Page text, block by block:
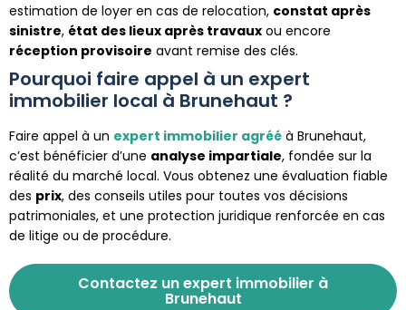
estimation de loyer en cas de relocation, constat après
sinistre, état des lieux après travaux ou encore
réception provisoire avant remise des clés.
Pourquoi faire appel à un expert
immobilier local à Brunehaut ?
Faire appel à un expert immobilier agréé à Brunehaut,
c’est bénéficier d’une analyse impartiale, fondée sur la
réalité du marché local. Vous obtenez une évaluation fiable
des prix, des conseils utiles pour toutes vos décisions
patrimoniales, et une protection juridique renforcée en cas
de litige ou de procédure.
Contactez un expert immobilier à
Brunehaut